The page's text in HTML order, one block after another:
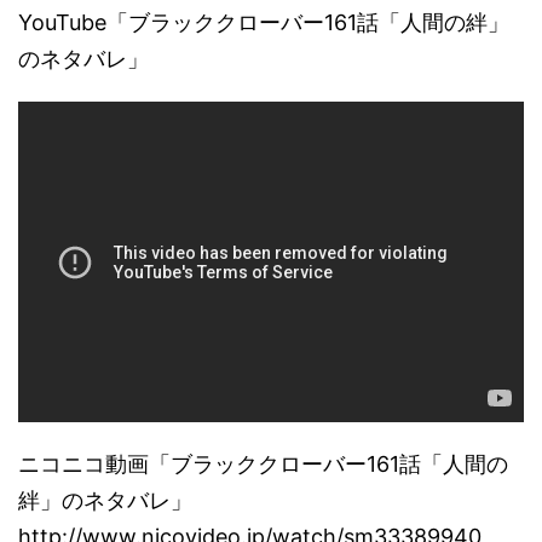
YouTube「ブラッククローバー161話「人間の絆」
のネタバレ」
ニコニコ動画「ブラッククローバー161話「人間の
絆」のネタバレ」